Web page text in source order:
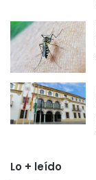
Lo + leído